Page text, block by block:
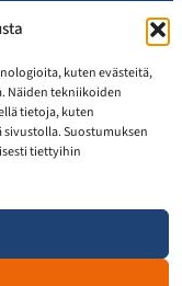
kuten evästeitä,
Näiden tekniikoiden
tietoja, kuten
Suostumuksen
tiettyihin